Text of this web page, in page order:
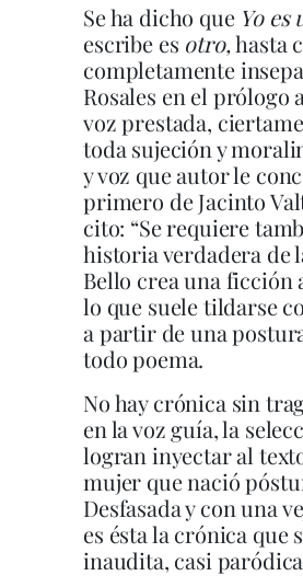
Se ha dicho que Yo es
escribe es otro,hasta
completamente
Rosales en el prólogo a
voz prestada,
toda sujeción y
y voz que autor le
primero de Jacinto
cito: “Se requiere
historia verdadera de
Bello crea una ficción
lo que suele tildarse
a partir de una
todo poema.
No hay crónica sin
en la voz guía, la
logran inyectar al
mujer que nació
Desfasada y con una
es ésta la crónica que
inaudita, casi